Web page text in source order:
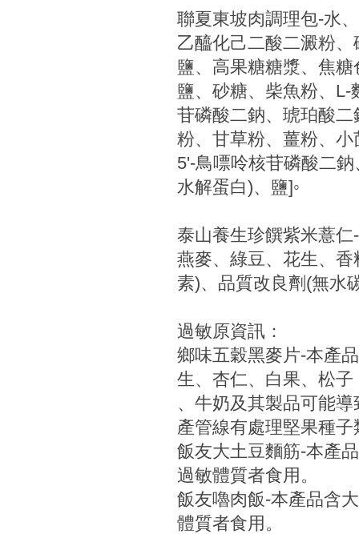
聯夏東坡肉調理包-水
乙醯化己二酸二澱粉
鹽、高果糖糖漿、焦
鹽、砂糖、柴魚粉、L-
苷磷酸二鈉、琥珀酸
粉、甘草粉、薑粉、
5'-鳥嘌呤核苷磷酸二
水解蛋白)、鹽]◦
泰山養生珍饌紫米薏
燕麥、綠豆、花生、
素)、品質改良劑(無水
過敏原資訊：
鄉味五穀黑麥片-本產
生、杏仁、白果、松子
、牛奶及其製品可能
產管線有處理堅果種
飯友大土豆麵筋-本產
過敏體質者食用。
飯友嚕肉飯-本產品含
體質者食用。